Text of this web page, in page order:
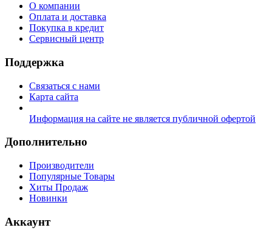
О компании
Оплата и доставка
Покупка в кредит
Сервисный центр
Поддержка
Связаться с нами
Карта сайта
Информация на сайте не является публичной офертой
Дополнительно
Производители
Популярные Товары
Хиты Продаж
Новинки
Аккаунт